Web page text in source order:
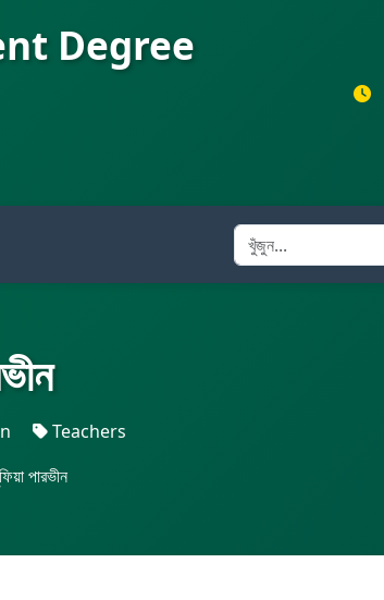
Degree
Teachers
পারভীন